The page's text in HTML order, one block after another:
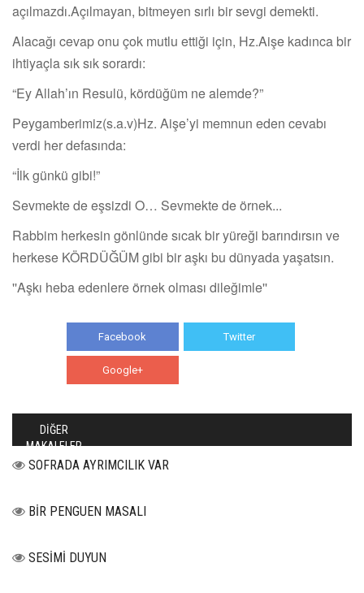
açılmazdı.Açılmayan, bitmeyen sırlı bir sevgi demekti.
Alacağı cevap onu çok mutlu ettiği için, Hz.Aişe kadınca bir
ihtiyaçla sık sık sorardı:
“Ey Allah’ın Resulü, kördüğüm ne alemde?”
Peygamberimiz(s.a.v)Hz. Aişe’yi memnun eden cevabı
verdi her defasında:
“İlk günkü gibi!”
Sevmekte de eşsizdi O… Sevmekte de örnek...
Rabbim herkesin gönlünde sıcak bir yüreği barındırsın ve
herkese KÖRDÜĞÜM gibi bir aşkı bu dünyada yaşatsın.
''Aşkı heba edenlere örnek olması dileğimle''
Facebook Twitter
Google+
DİĞER
MAKALELER
SOFRADA AYRIMCILIK VAR
BİR PENGUEN MASALI
SESİMİ DUYUN